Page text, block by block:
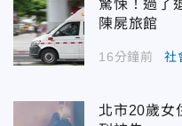
驚悚！過了
陳屍旅館
16分鐘前 社
北市20歲